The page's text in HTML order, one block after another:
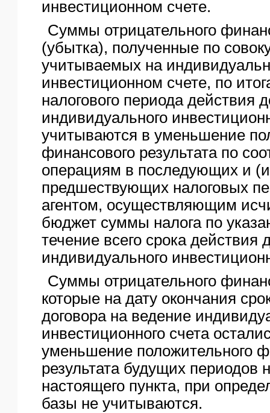
инвестиционном счете.
Суммы отрицательного
(убытка), полученные по
учитываемых на
инвестиционном счете, по
налогового периода действия
индивидуального
учитываются в уменьшение
финансового результата по
операциям в последующих и
предшествующих налоговых
агентом, осуществляющим
бюджет суммы налога по
течение всего срока действия
индивидуального
Суммы отрицательного
которые на дату окончания
договора на ведение
инвестиционного счета
уменьшение положительного
результата будущих периодов
настоящего пункта, при
базы не учитываются.